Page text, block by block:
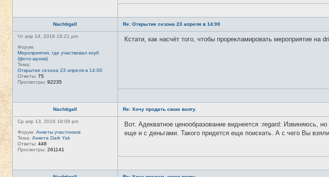
Nachtigall
Чт апр 14, 2016 16:21 pm
Форум:
Мероприятия, где участвовал клуб
(фото-архив)
Тема:
Открытие сезона 23 апреля в 14:00
Ответы: 75
Просмотры: 92235
Re: Открытие сезона 23 апреля в 14:00
Кстати, как насчёт того, чтобы прорекламировать мероприятие на
Nachtigall
Ср апр 13, 2016 18:09 pm
Форум: Анкеты участников
Тема: Анкета Dark Yak
Ответы: 448
Просмотры: 261141
Re: Хочу продать свою волгу.
Вот. Адекватное ценообразование виднеется :regard: Извиняюсь,
еще и с деньгами. Такого придется еще поискать. А с чего Вы